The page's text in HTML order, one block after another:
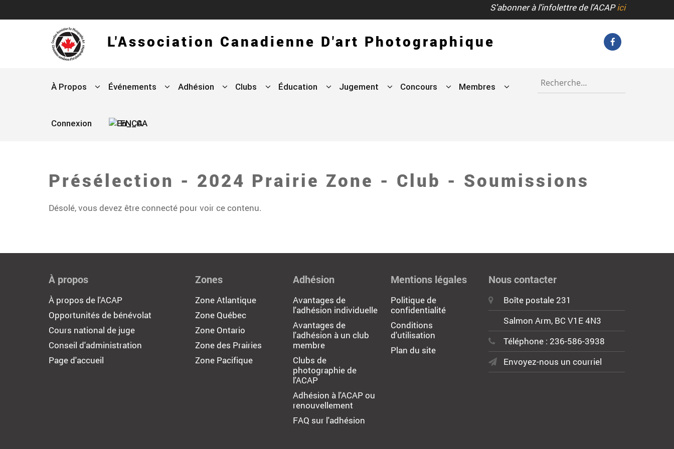
S'abonner à l'infolettre de l'ACAPici
L'Association Canadienne D'art Photographique
À Propos Événements Adhésion Clubs Éducation Jugement Concours Membres
Connexion EN_CA
Présélection - 2024 Prairie Zone - Club - Soumissions
Désolé, vous devez être connecté pour voir ce contenu.
À propos
À propos de l'ACAP
Opportunités de bénévolat
Cours national de juge
Conseil d'administration
Page d'accueil
Zones
Zone Atlantique
Zone Québec
Zone Ontario
Zone des Prairies
Zone Pacifique
Adhésion
Avantages de
l'adhésion individuelle
Avantages de
l'adhésion à un club
membre
Clubs de
photographie de
l'ACAP
Adhésion à l'ACAP ou
renouvellement
FAQ sur l'adhésion
Mentions légales
Politique de
confidentialité
Conditions
d'utilisation
Plan du site
Nous contacter
Boîte postale 231
Salmon Arm, BC V1E 4N3
Téléphone : 236-586-3938
Envoyez-nous un courriel